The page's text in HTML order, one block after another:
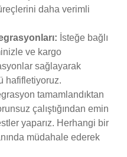
daha verimli
İsteğe bağlı
ve kargo
sağlayarak
hafifletiyoruz.
tamamlandıktan
çalıştığından emin
yaparız. Herhangi bir
müdahale ederek